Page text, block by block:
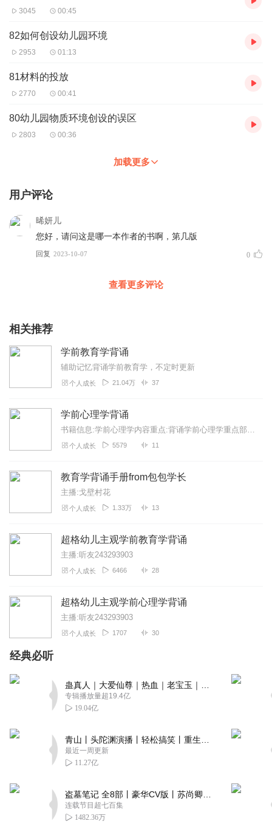
3045 00:45
82如何创设幼儿园环境
2953 01:13
81材料的投放
2770 00:41
80幼儿园物质环境创设的误区
2803 00:36
加载更多
用户评论
晞妍儿
您好，请问这是哪一本作者的书啊，第几版
回复 2023-10-07 0
查看更多评论
相关推荐
学前教育学背诵
辅助记忆背诵学前教育学，不定时更新
个人成长 21.04万 37
学前心理学背诵
书籍信息:学前心理学内容重点:背诵学前心理学重点部分主播介绍:带大家从头到尾的背诵学前心理学重点部分推荐人群:幼儿教师，考编人员
个人成长 5579 11
教育学背诵手册from包包学长
主播:戈壁村花
个人成长 1.33万 13
超格幼儿主观学前教育学背诵
主播:听友243293903
个人成长 6466 28
超格幼儿主观学前心理学背诵
主播:听友243293903
个人成长 1707 30
经典必听
专辑播放量超19.4亿
19.04亿
最近一周更新
11.27亿
连载节目超七百集
1482.36万